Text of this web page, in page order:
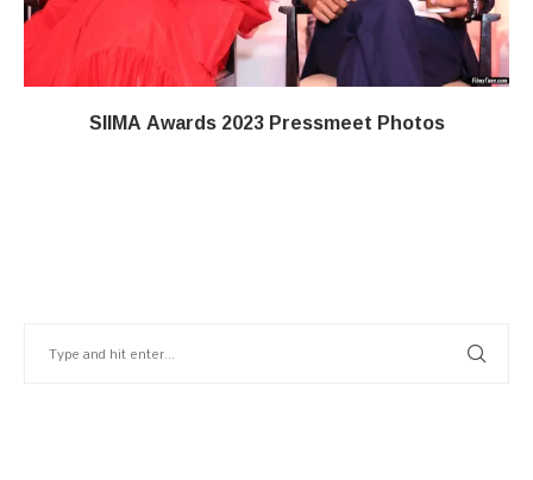
SIIMA Awards 2023 Pressmeet Photos